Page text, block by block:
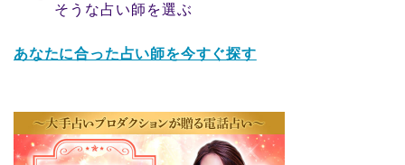
そうな占い師を選ぶ
あなたに合った占い師を今すぐ探す